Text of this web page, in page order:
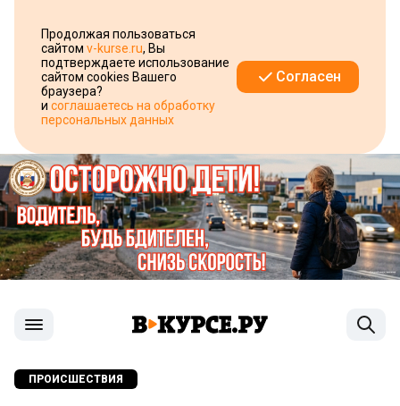
Продолжая пользоваться
сайтом v-kurse.ru, Вы
подтверждаете использование
сайтом cookies Вашего
браузера?
и соглашаетесь на обработку
персональных данных
Согласен
ПРОИСШЕСТВИЯ